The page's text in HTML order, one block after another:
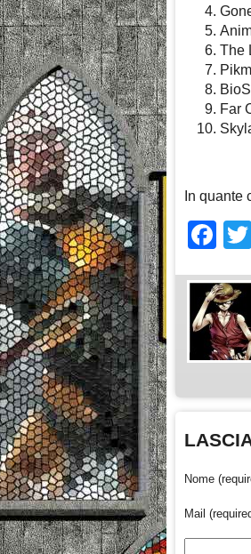
The
Far
In quante
Nome
Mail